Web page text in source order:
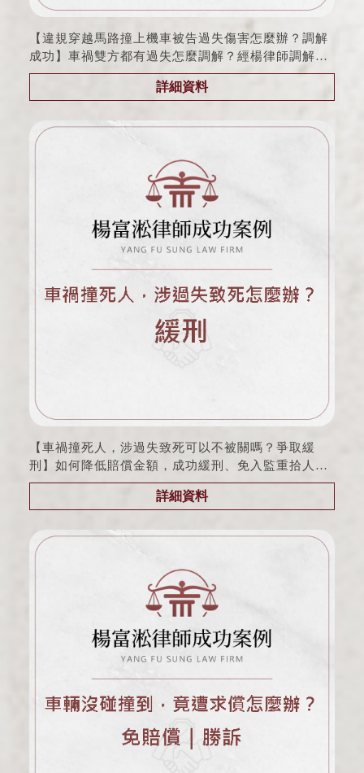
【違規穿越馬路撞上機車被告過失傷害怎麼辦？調解
成功】車禍雙方都有過失怎麼調解？經楊律師調解成
功
詳細資料
【車禍撞死人，涉過失致死可以不被關嗎？爭取緩
刑】如何降低賠償金額，成功緩刑、免入監重拾人生!
｜交通事故｜
詳細資料